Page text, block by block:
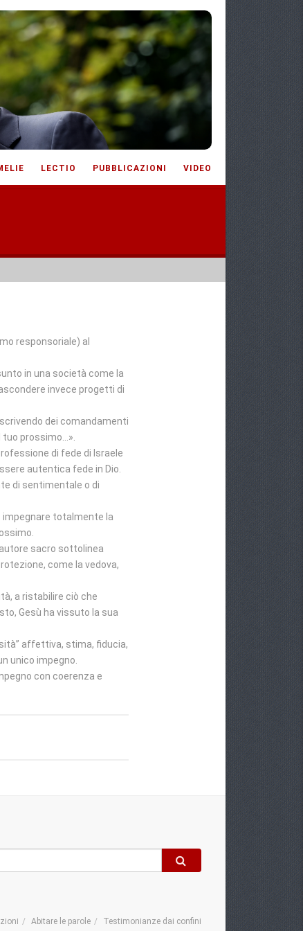
LECTIO PUBBLICAZIONI VIDEO
responsoriale) al
in una società come la
invece progetti di
dei comandamenti
prossimo…».
di fede di Israele
autentica fede in Dio.
di sentimentale o di
impegnare totalmente la
sacro sottolinea
come la vedova,
a ristabilire ciò che
Gesù ha vissuto la sua
affettiva, stima, fiducia,
unico impegno.
con coerenza e
Abitare le parole Testimonianze dai confini